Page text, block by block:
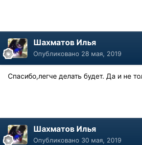
Шахматов Илья
Опубликовано 28 мая, 2019
Спасибо,легче делать будет. Да и не
Шахматов Илья
Опубликовано 30 мая, 2019